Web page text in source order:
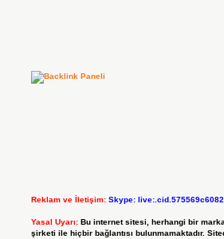
Reklam ve İletişim: Skype:
Yasal Uyarı: Bu internet sitesi, herhangi bir
şirketi ile hiçbir bağlantısı bulunmamaktadır.